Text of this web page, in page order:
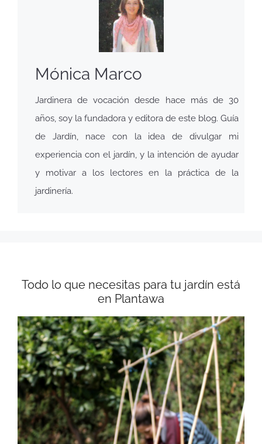
Mónica Marco
Jardinera de vocación desde hace más de 30
años, soy la fundadora y editora de este blog. Guía
de Jardín, nace con la idea de divulgar mi
experiencia con el jardín, y la intención de ayudar
y motivar a los lectores en la práctica de la
jardinería.
Todo lo que necesitas para tu jardín está
en Plantawa